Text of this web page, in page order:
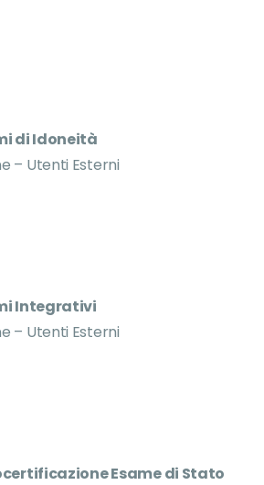
di Idoneità
– Utenti Esterni
Integrativi
– Utenti Esterni
Esame di Stato